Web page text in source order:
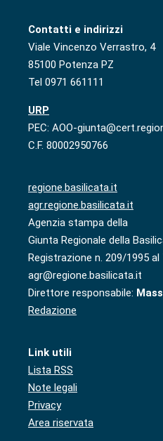
Contatti e indirizzi
Viale Vincenzo Verrastro, 4
85100 Potenza PZ
Tel 0971 661111
URP
PEC: AOO-
C.F. 80002950766
regione.basilicata.it
agr.regione.basilicata.it
Agenzia stampa della
Giunta Regionale della
Registrazione n. 209/1995
agr@regione.basilicata.it
Direttore responsabile:
Redazione
Link utili
Lista RSS
Note legali
Privacy
Area riservata